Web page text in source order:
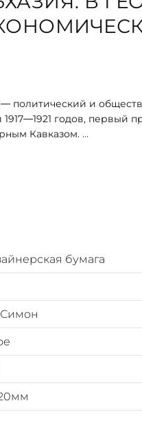
и
годов, первый
Кавказом.
о быте и культуре
бумага